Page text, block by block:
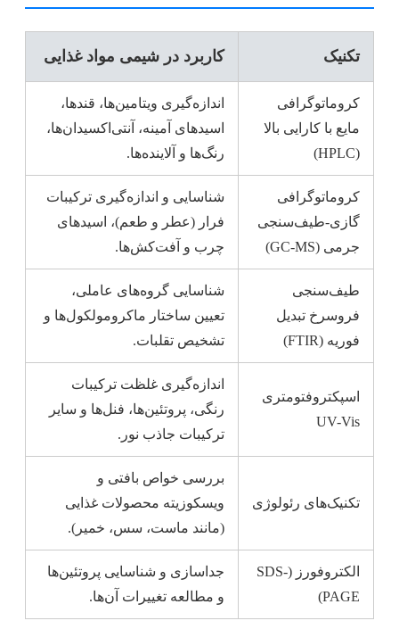
تکنیک کاربرد در شیمی مواد غذایی
کروماتوگرافی
مایع با کارایی بالا
(HPLC)
اندازه‌گیری ویتامین‌ها، قندها،
اسیدهای آمینه، آنتی‌اکسیدان‌ها،
رنگ‌ها و آلاینده‌ها.
کروماتوگرافی
گازی-طیف‌سنجی
جرمی (GC-MS)
شناسایی و اندازه‌گیری ترکیبات
فرار (عطر و طعم)، اسیدهای
چرب و آفت‌کش‌ها.
طیف‌سنجی
فروسرخ تبدیل
فوریه (FTIR)
شناسایی گروه‌های عاملی،
تعیین ساختار ماکرومولکول‌ها و
تشخیص تقلبات.
اسپکتروفتومتری
UV-Vis
اندازه‌گیری غلظت ترکیبات
رنگی، پروتئین‌ها، فنل‌ها و سایر
ترکیبات جاذب نور.
تکنیک‌های رئولوژی
بررسی خواص بافتی و
ویسکوزیته محصولات غذایی
(مانند ماست، سس، خمیر).
الکتروفورز (SDS-
PAGE)
جداسازی و شناسایی پروتئین‌ها
و مطالعه تغییرات آن‌ها.